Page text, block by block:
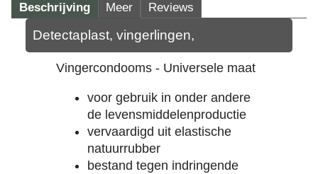
Beschrijving Meer Reviews
Detectaplast, vingerlingen,
Vingercondooms - Universele maat
voor gebruik in onder andere
de levensmiddelenproductie
vervaardigd uit elastische
natuurrubber
bestand tegen indringende